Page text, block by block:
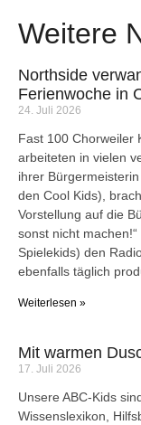
Weitere
Northside
Ferienwoche in
24. Juli 2026
Fast 100 Chorweiler
arbeiteten in vielen
ihrer
den Cool Kids),
Vorstellung auf die
sonst nicht
Spielekids) den
ebenfalls täglich
Weiterlesen »
Mit warmen
17. Juli 2026
Unsere ABC-Kids
Wissenslexikon,